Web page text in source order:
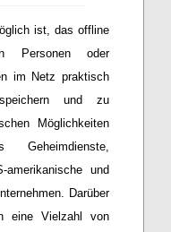
ist, das offline
Personen oder
im Netz praktisch
und zu
Möglichkeiten
Geheimdienste,
und
Darüber
eine Vielzahl von